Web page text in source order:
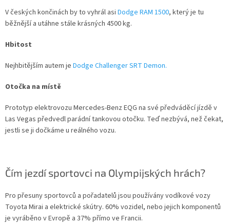
V českých končinách by to vyhrál asi Dodge RAM 1500, který je tu
běžnější a utáhne stále krásných 4500 kg.
Hbitost
Nejhbitějším autem je Dodge Challenger SRT Demon.
Otočka na místě
Prototyp elektrovozu Mercedes-Benz EQG na své předváděcí jízdě v
Las Vegas předvedl parádní tankovou otočku. Teď nezbývá, než čekat,
jestli se ji dočkáme u reálného vozu.
Čím jezdí sportovci na Olympijských hrách?
Pro přesuny sportovců a pořadatelů jsou používány vodíkové vozy
Toyota Mirai a elektrické skútry. 60% vozidel, nebo jejich komponentů
je vyráběno v Evropě a 37% přímo ve Francii.